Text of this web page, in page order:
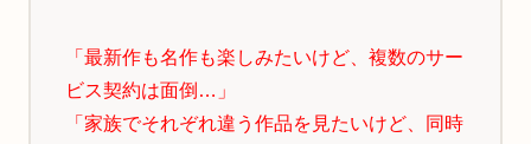
「最新作も名作も楽しみたいけど、複数のサー
ビス契約は面倒…」
「家族でそれぞれ違う作品を見たいけど、同時